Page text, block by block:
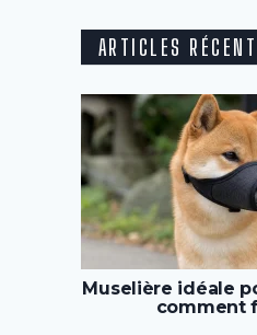
ARTICLES
Muselière idéale
comment